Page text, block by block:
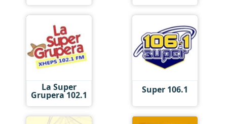
La Super
Grupera 102.1 Super 106.1